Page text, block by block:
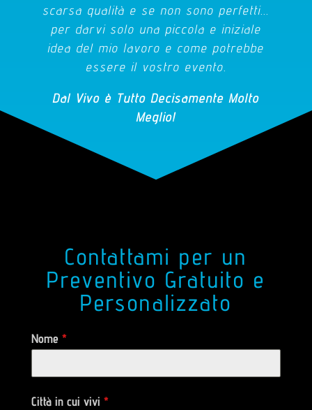
scarsa qualità e se non sono perfetti...
per darvi solo una piccola e iniziale
idea del mio lavoro e come potrebbe
essere il vostro evento.
Dal Vivo è Tutto Decisamente Molto
Meglio!
Contattami per un
Preventivo Gratuito e
Personalizzato
Nome *
Città in cui vivi *